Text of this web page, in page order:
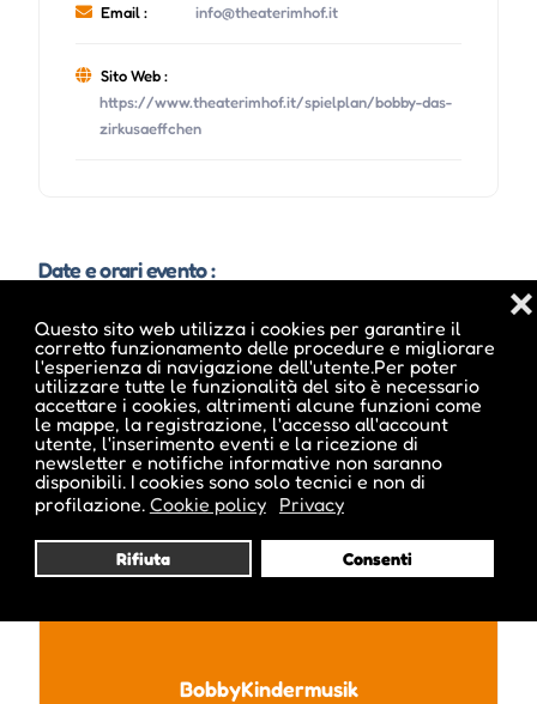
Questo sito web utilizza i cookies per garantire il
corretto funzionamento delle procedure e migliorare
l'esperienza di navigazione dell'utente.Per poter
utilizzare tutte le funzionalità del sito è necessario
accettare i cookies, altrimenti alcune funzioni come
le mappe, la registrazione, l'accesso all'account
utente, l'inserimento eventi e la ricezione di
newsletter e notifiche informative non saranno
disponibili. I cookies sono solo tecnici e non di
profilazione. Cookie policy Privacy
Rifiuta Consenti
❌
Email : info@theaterimhof.it
Sito Web :
https://www.theaterimhof.it/spielplan/bobby-das-
zirkusaeffchen
Date e orari evento :
L'evento si tiene dal 14 Mag 2026 al 16 Mag 2026
Pubblicato da :
BobbyKindermusik